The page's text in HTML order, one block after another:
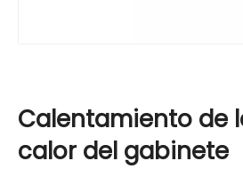
Calentamiento de
calor del gabinete